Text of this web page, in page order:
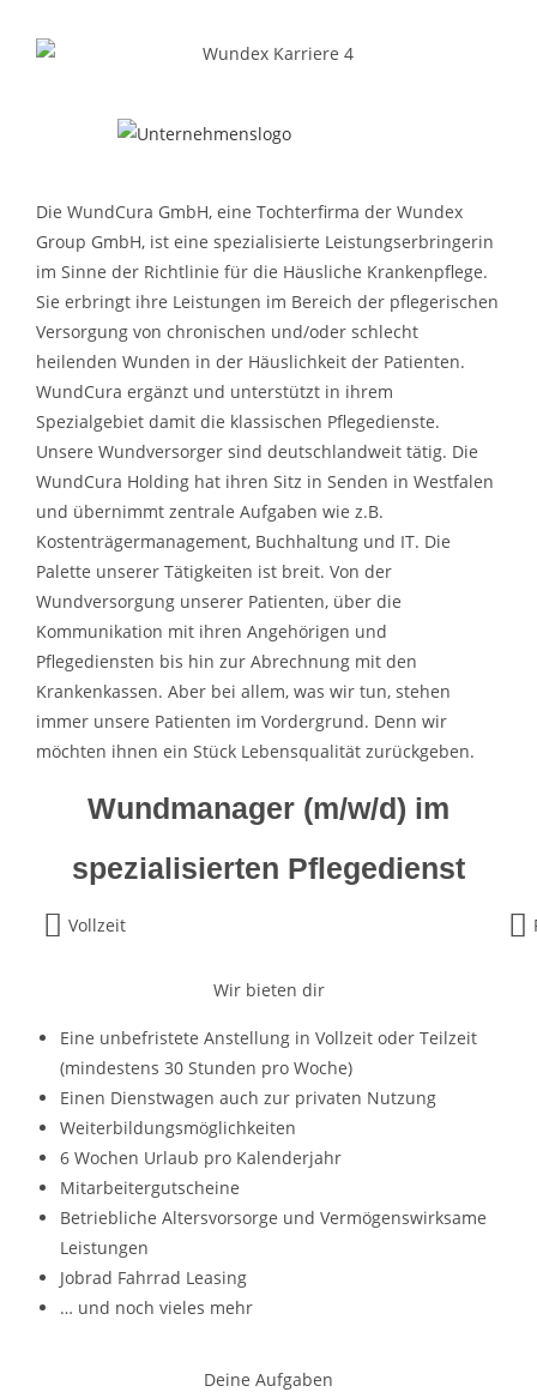
Die WundCura GmbH, eine Tochterfirma der Wundex
Group GmbH, ist eine spezialisierte Leistungserbringerin
im Sinne der Richtlinie für die Häusliche Krankenpflege.
Sie erbringt ihre Leistungen im Bereich der pflegerischen
Versorgung von chronischen und/oder schlecht
heilenden Wunden in der Häuslichkeit der Patienten.
WundCura ergänzt und unterstützt in ihrem
Spezialgebiet damit die klassischen Pflegedienste.
Unsere Wundversorger sind deutschlandweit tätig. Die
WundCura Holding hat ihren Sitz in Senden in Westfalen
und übernimmt zentrale Aufgaben wie z.B.
Kostenträgermanagement, Buchhaltung und IT. Die
Palette unserer Tätigkeiten ist breit. Von der
Wundversorgung unserer Patienten, über die
Kommunikation mit ihren Angehörigen und
Pflegediensten bis hin zur Abrechnung mit den
Krankenkassen. Aber bei allem, was wir tun, stehen
immer unsere Patienten im Vordergrund. Denn wir
möchten ihnen ein Stück Lebensqualität zurückgeben.
Wundmanager (m/w/d) im
spezialisierten Pflegedienst
Vollzeit
Wir bieten dir
Eine unbefristete Anstellung in Vollzeit oder Teilzeit
(mindestens 30 Stunden pro Woche)
Einen Dienstwagen auch zur privaten Nutzung
Weiterbildungsmöglichkeiten
6 Wochen Urlaub pro Kalenderjahr
Mitarbeitergutscheine
Betriebliche Altersvorsorge und Vermögenswirksame
Leistungen
Jobrad Fahrrad Leasing
… und noch vieles mehr
Deine Aufgaben